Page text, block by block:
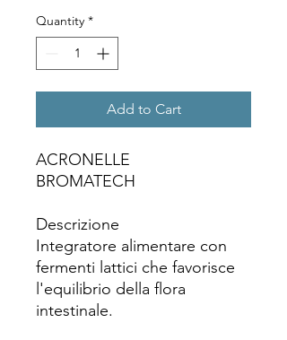
Quantity *
Add to Cart
ACRONELLE
BROMATECH
Descrizione
Integratore alimentare con
fermenti lattici che favorisce
l'equilibrio della flora
intestinale.